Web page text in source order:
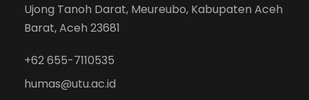
Ujong Tanoh Darat, Meureubo, Kabupaten Aceh
Barat, Aceh 23681
+62 655-7110535
humas@utu.ac.id